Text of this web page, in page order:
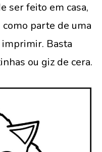
ser feito em casa,
parte de uma
Basta
ou giz de cera.